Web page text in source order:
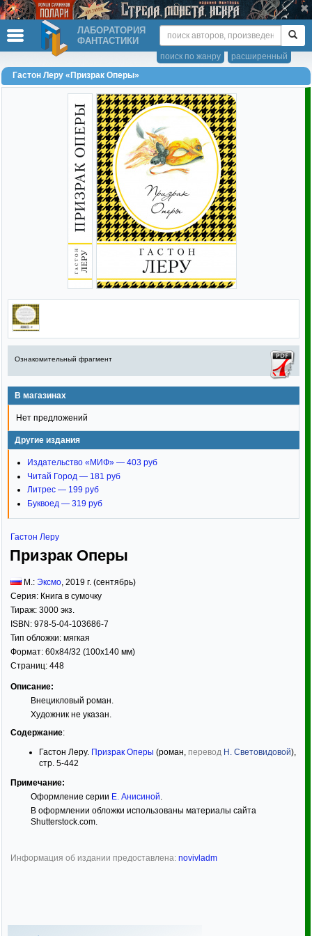
ЛАБОРАТОРИЯ
ФАНТАСТИКИ
расширенный
поиск по жанру
Гастон Леру «Призрак Оперы»
Ознакомительный фрагмент
В магазинах
Нет предложений
Другие издания
Издательство «МИФ» — 403 руб
Читай Город — 181 руб
Литрес — 199 руб
Буквоед — 319 руб
Гастон Леру
Призрак Оперы
М.: Эксмо, 2019 г. (сентябрь)
Серия: Книга в сумочку
Тираж: 3000 экз.
ISBN: 978-5-04-103686-7
Тип обложки: мягкая
Формат: 60x84/32 (100x140 мм)
Страниц: 448
Описание:
Внецикловый роман.
Художник не указан.
Содержание:
Гастон Леру. Призрак Оперы (роман, перевод Н. Световидовой),
стр. 5-442
Примечание:
Оформление серии Е. Анисиной.
В оформлении обложки использованы материалы сайта
Shutterstock.com.
Информация об издании предоставлена: novivladm